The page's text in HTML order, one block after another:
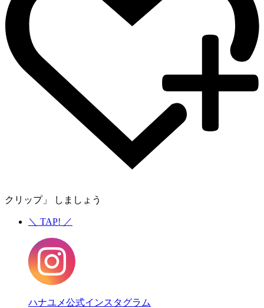
クリップ」 しましょう
＼ TAP! ／
ハナユメ公式インスタグラム